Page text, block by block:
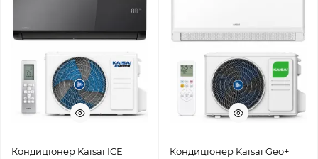
Кондиціонер Kaisai ICE
Кондиціонер Kaisai Geo+